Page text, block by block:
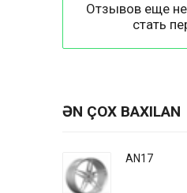
Отзывов еще
стать
ƏN ÇOX BAXILAN
AN17